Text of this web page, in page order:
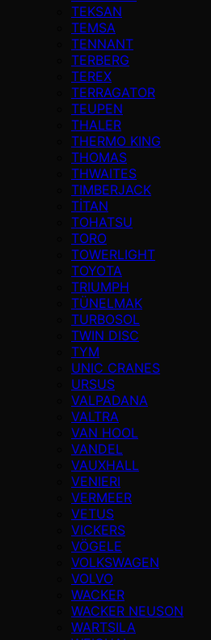
TEKSAN
TEMSA
TENNANT
TERBERG
TEREX
TERRAGATOR
TEUPEN
THALER
THERMO KING
THOMAS
THWAITES
TIMBERJACK
TİTAN
TOHATSU
TORO
TOWERLIGHT
TOYOTA
TRIUMPH
TÜNELMAK
TURBOSOL
TWIN DISC
TYM
UNIC CRANES
URSUS
VALPADANA
VALTRA
VAN HOOL
VANDEL
VAUXHALL
VENIERI
VERMEER
VETUS
VICKERS
VÖGELE
VOLKSWAGEN
VOLVO
WACKER
WACKER NEUSON
WARTSILA